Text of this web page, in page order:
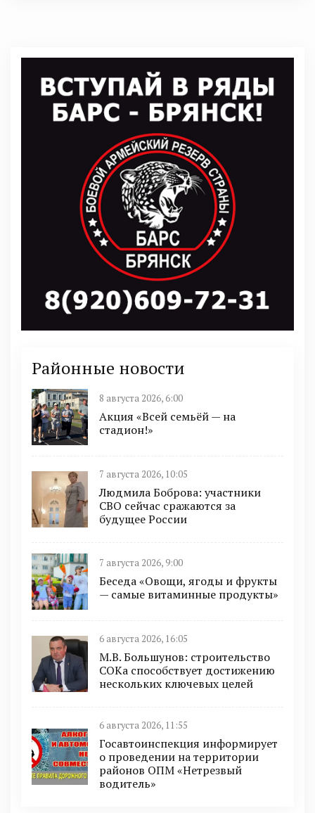
Районные новости
8 августа 2026, 6:00
Акция «Всей семьёй — на
стадион!»
7 августа 2026, 10:05
Людмила Боброва: участники
СВО сейчас сражаются за
будущее России
7 августа 2026, 9:00
Беседа «Овощи, ягоды и фрукты
— самые витаминные продукты»
6 августа 2026, 16:05
М.В. Большунов: строительство
СОКа способствует достижению
нескольких ключевых целей
6 августа 2026, 11:55
Госавтоинспекция информирует
о проведении на территории
районов ОПМ «Нетрезвый
водитель»